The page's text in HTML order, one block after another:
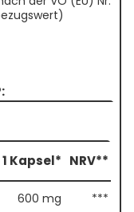
1 Kapsel* NRV**
600 mg ***